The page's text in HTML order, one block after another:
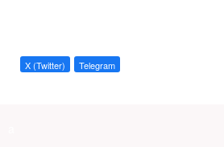
X (Twitter) Telegram